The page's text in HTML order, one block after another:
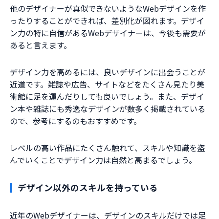
他のデザイナーが真似できないようなWebデザインを作
ったりすることができれば、差別化が図れます。デザイ
ン力の特に自信があるWebデザイナーは、今後も需要が
あると言えます。
デザイン力を高めるには、良いデザインに出会うことが
近道です。雑誌や広告、サイトなどをたくさん見たり美
術館に足を運んだりしても良いでしょう。また、デザイ
ン本や雑誌にも秀逸なデザインが数多く掲載されている
ので、参考にするのもおすすめです。
レベルの高い作品にたくさん触れて、スキルや知識を盗
んでいくことでデザイン力は自然と高まるでしょう。
デザイン以外のスキルを持っている
近年のWebデザイナーは、デザインのスキルだけでは足